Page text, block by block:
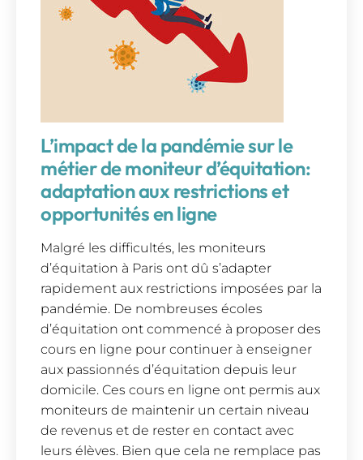
L’impact de la pandémie sur le
métier de moniteur d’équitation:
adaptation aux restrictions et
opportunités en ligne
Malgré les difficultés, les moniteurs
d’équitation à Paris ont dû s’adapter
rapidement aux restrictions imposées par la
pandémie. De nombreuses écoles
d’équitation ont commencé à proposer des
cours en ligne pour continuer à enseigner
aux passionnés d’équitation depuis leur
domicile. Ces cours en ligne ont permis aux
moniteurs de maintenir un certain niveau
de revenus et de rester en contact avec
leurs élèves. Bien que cela ne remplace pas